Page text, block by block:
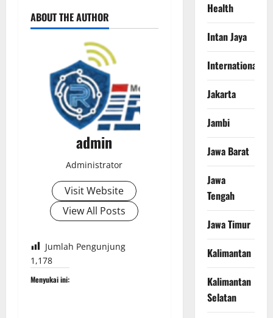
ABOUT THE AUTHOR
admin
Administrator
Visit Website
View All Posts
Jumlah Pengunjung
1,178
Menyukai ini:
Health
Intan Jaya
International
Jakarta
Jambi
Jawa Barat
Jawa
Tengah
Jawa Timur
Kalimantan
Kalimantan
Selatan